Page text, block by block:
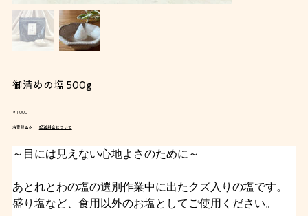
御清めの塩 500g
価
￥1,000
消費税込み | 配送料金について
～目には見えない心地よさのために～
あとれとわの塩の選別作業中に出たクズ入りの塩です。
盛り塩など、食用以外のお塩としてご使用ください。